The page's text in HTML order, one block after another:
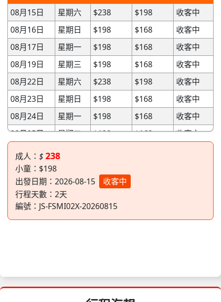
08月15日
星期六 $238 $198
收客中
08月16日
星期日 $198 $168
收客中
08月17日
星期一 $198 $168
收客中
08月19日
星期三 $198 $168
收客中
08月22日
星期六 $238 $198
收客中
08月23日
星期日 $198 $168
收客中
08月24日
星期一 $198 $168
收客中
08月25日
星期二 $198 $168
收客中
08月26日
星期三
08月27日
08月29日
星期六 $238
08月30日
星期日 $198
08月31日
星期一 $198 $168
收客中
09月07日
星期一 $198 $168
收客中
成人： $238
小童：$198
出發日期：2026-08-15
收客中
行程天數： 2天
編號： JS-FSMI02X-20260815